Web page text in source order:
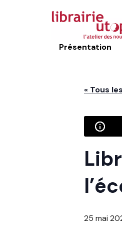
Présentation
« Tous
25 mai